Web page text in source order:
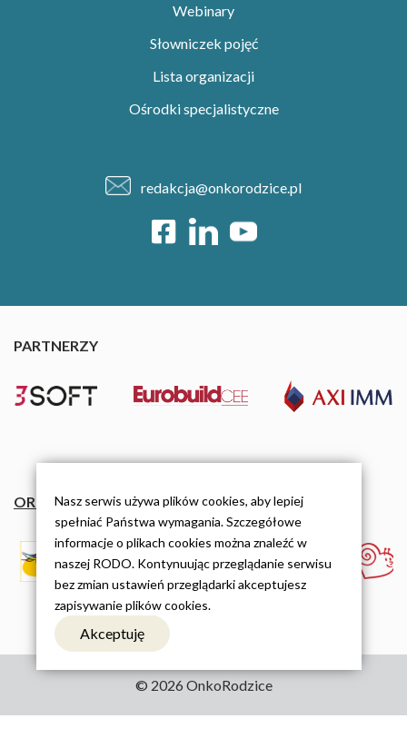
Webinary
Słowniczek pojęć
Lista organizacji
Ośrodki specjalistyczne
redakcja@onkorodzice.pl
PARTNERZY
ORGANIZACJE
© 2026 OnkoRodzice
Nasz serwis używa plików cookies, aby lepiej
spełniać Państwa wymagania. Szczegółowe
informacje o plikach cookies można znaleźć w
naszej RODO. Kontynuując przeglądanie serwisu
bez zmian ustawień przeglądarki akceptujesz
zapisywanie plików cookies.
Akceptuję